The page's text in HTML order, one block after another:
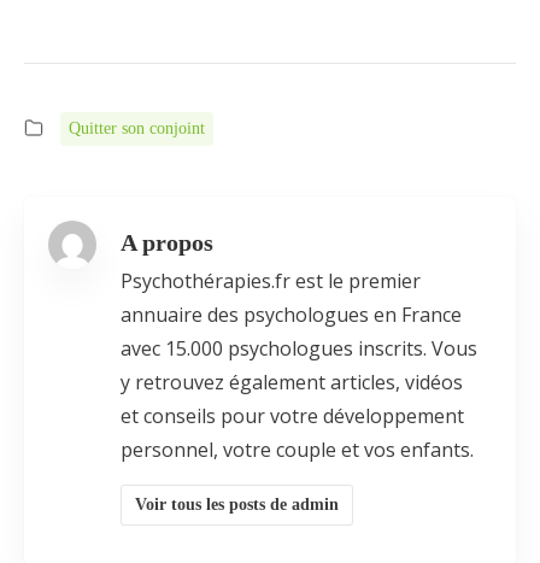
Quitter son conjoint
A propos
Psychothérapies.fr est le premier
annuaire des psychologues en France
avec 15.000 psychologues inscrits. Vous
y retrouvez également articles, vidéos
et conseils pour votre développement
personnel, votre couple et vos enfants.
Voir tous les posts de admin